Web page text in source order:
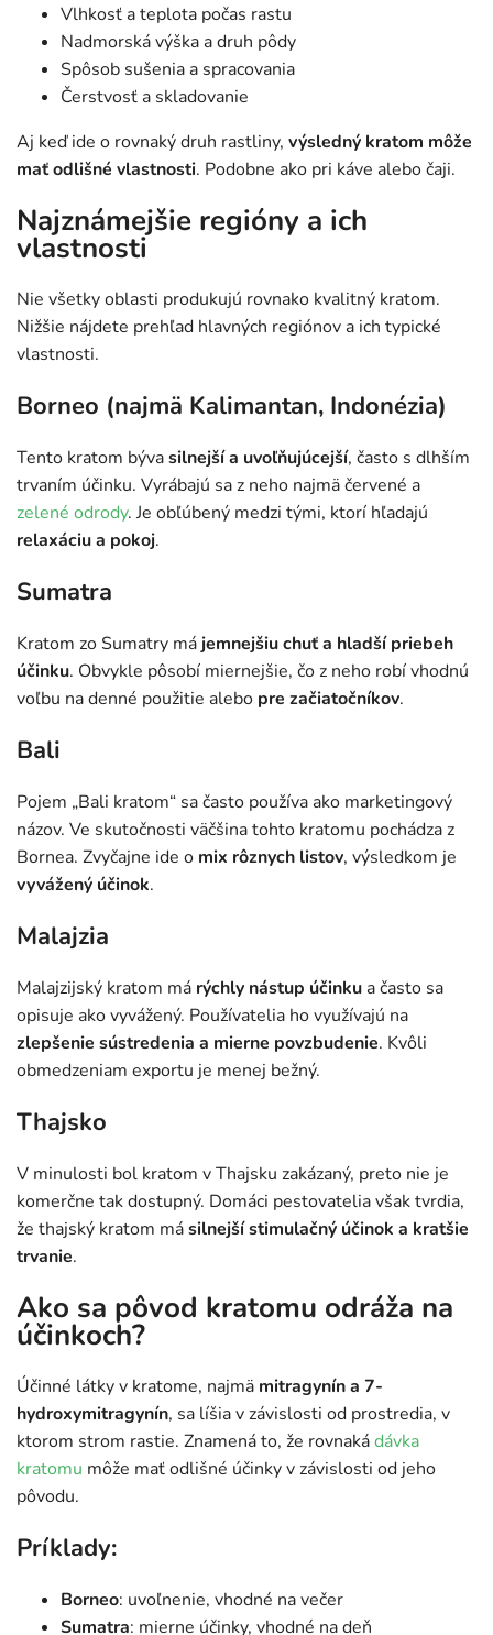
Vlhkosť a teplota počas rastu
Nadmorská výška a druh pôdy
Spôsob sušenia a spracovania
Čerstvosť a skladovanie
Aj keď ide o rovnaký druh rastliny, výsledný kratom môže
mať odlišné vlastnosti. Podobne ako pri káve alebo čaji.
Najznámejšie regióny a ich
vlastnosti
Nie všetky oblasti produkujú rovnako kvalitný kratom.
Nižšie nájdete prehľad hlavných regiónov a ich typické
vlastnosti.
Borneo (najmä Kalimantan, Indonézia)
Tento kratom bývasilnejší a uvoľňujúcejší, často s dlhším
trvaním účinku. Vyrábajú sa z neho najmä červené a
zelené odrody. Je obľúbený medzi tými, ktorí hľadajú
relaxáciu a pokoj.
Sumatra
Kratom zo Sumatry má jemnejšiu chuť a hladší priebeh
účinku. Obvykle pôsobí miernejšie, čo z neho robí vhodnú
voľbu na denné použitie alebo pre začiatočníkov.
Bali
Pojem „Bali kratom“ sa často používa ako marketingový
názov. Ve skutočnosti väčšina tohto kratomu pochádza z
Bornea. Zvyčajne ide o mix rôznych listov, výsledkom je
vyvážený účinok.
Malajzia
Malajzijský kratom má rýchly nástup účinku a často sa
opisuje ako vyvážený. Používatelia ho využívajú na
zlepšenie sústredenia a mierne povzbudenie. Kvôli
obmedzeniam exportu je menej bežný.
Thajsko
V minulosti bol kratom v Thajsku zakázaný, preto nie je
komerčne tak dostupný. Domáci pestovatelia však tvrdia,
že thajský kratom másilnejší stimulačný účinok a kratšie
trvanie.
Ako sa pôvod kratomu odráža na
účinkoch?
Účinné látky v kratome, najmä mitragynín a 7-
hydroxymitragynín, sa líšia v závislosti od prostredia, v
ktorom strom rastie. Znamená to, že rovnakádávka
kratomu môže mať odlišné účinky v závislosti od jeho
pôvodu.
Príklady:
Borneo: uvoľnenie, vhodné na večer
Sumatra: mierne účinky, vhodné na deň